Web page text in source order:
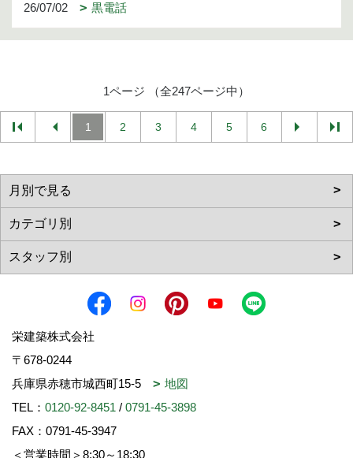
26/07/02 黒電話
1ページ （全247ページ中）
1 2 3 4 5 6
栄建築株式会社
〒678-0244
兵庫県赤穂市城西町15-5
地図
TEL： 0120-92-8451 / 0791-45-3898
FAX：0791-45-3947
＜営業時間＞8:30～18:30